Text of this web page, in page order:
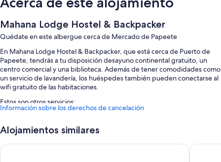
Mahana Lodge Hostel & Backpacker
Quédate en este albergue cerca de Mercado de Papeete
En Mahana Lodge Hostel & Backpacker, que está cerca de Puerto de
Papeete, tendrás a tu disposición desayuno continental gratuito, un
centro comercial y una biblioteca. Además de tener comodidades como
un servicio de lavandería, los huéspedes también pueden conectarse al
wifi gratuito de las habitaciones.
Estos son otros servicios:
entradas y una televisión en la zona común
Información sobre los derechos de cancelación
Alojamientos similares
TEA TAHITI Holidays Hotel